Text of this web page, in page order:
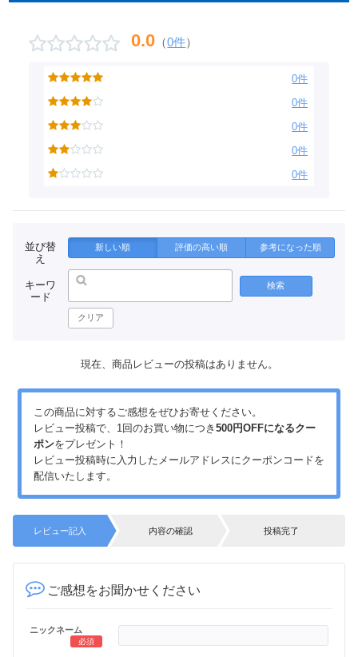
0.0 （0件）
0件
0件
0件
0件
0件
並び替
え
新しい順 評価の高い順 参考になった順
キーワ
ード
検索
クリア
現在、商品レビューの投稿はありません。
この商品に対するご感想をぜひお寄せください。
レビュー投稿で、1回のお買い物につき 500円OFFになるクー
ポンをプレゼント！
レビュー投稿時に入力したメールアドレスにクーポンコードを
配信いたします。
レビュー記入 内容の確認 投稿完了
ご感想をお聞かせください
ニックネーム
必須